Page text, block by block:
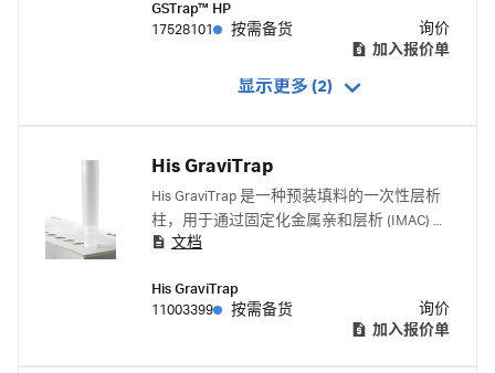
GSTrap™ HP
17528101
按需备货
询价
加入报价单
显示更多 (2)
His GraviTrap
His GraviTrap 是一种预装填料的一次性层析
柱，用于通过固定化金属亲和层析 (IMAC) 来
纯化带组氨酸标签的蛋白质。该层析柱可快
操作
文档
His GraviTrap
11003399
按需备货
询价
加入报价单